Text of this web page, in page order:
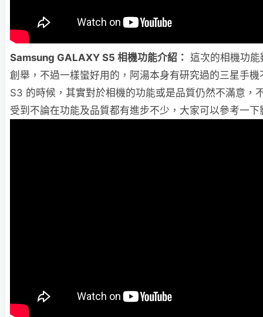
Samsung GALAXY S5 相機功能介紹： 這次的相機功
創舉，不過一樣蠻好用的，阿湯本身有研究過的三星手
S3 的時候，其實對於相機的功能或是品質仍然不滿意，
受到不論在功能及品質都有進步不少，大家可以參考一